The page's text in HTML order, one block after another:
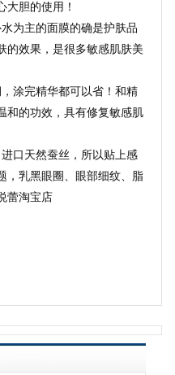
胆的使用！
为主的面膜的确是护肤品
的效果，是很多敏感肌肤美
涂完精华都可以省！和精
和的功效，具有修复敏感肌
口天然蚕丝，所以贴上感
，乳黑眼圈、眼部细纹、脂
蕾淘宝店